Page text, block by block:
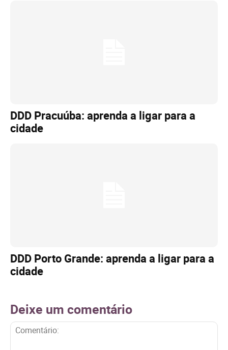
DDD Pracuúba: aprenda a ligar para a
cidade
DDD Porto Grande: aprenda a ligar para a
cidade
Deixe um comentário